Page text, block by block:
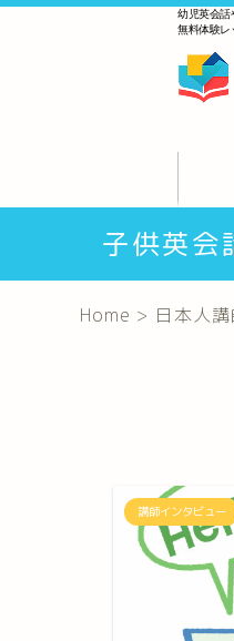
幼児英会
無料体験レ
子供英会
Home > 日本人
講師インタビュー